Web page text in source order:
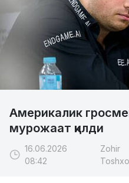
Америкалик
мурожаат қилди
16.06.2026
08:42
Zohir